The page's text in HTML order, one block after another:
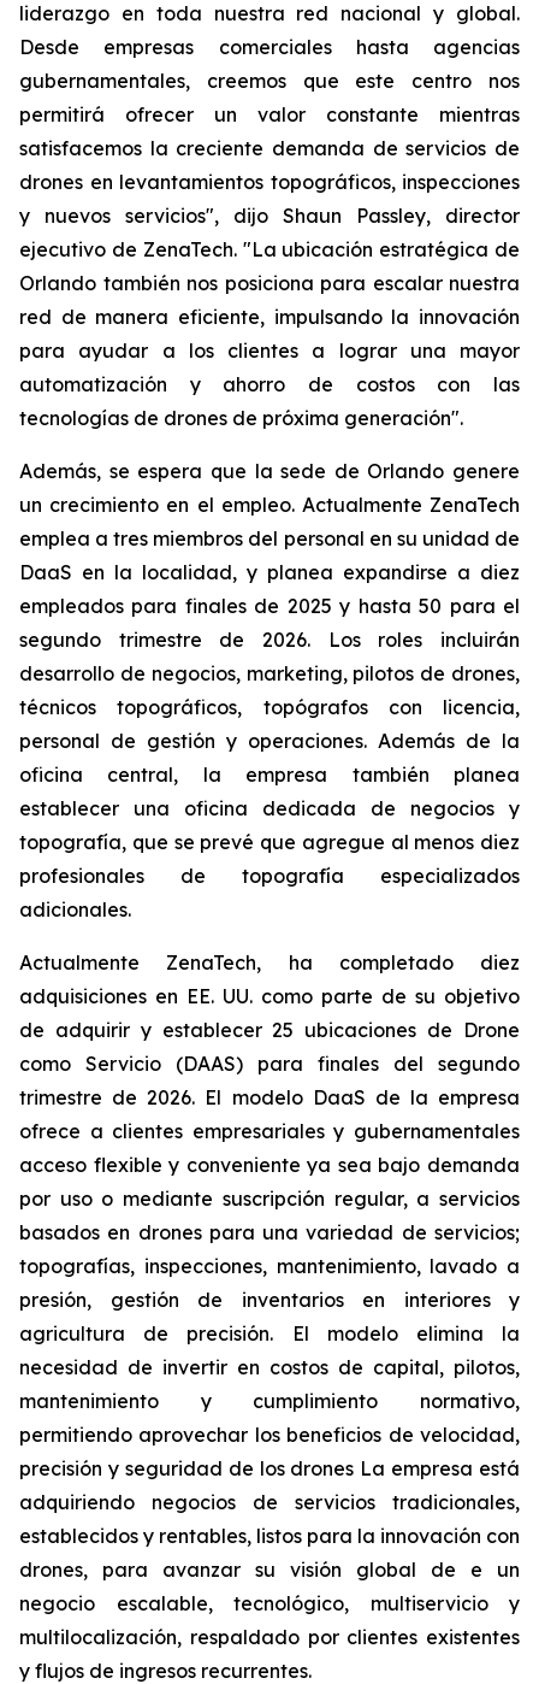
liderazgo en toda nuestra red nacional y global.
Desde empresas comerciales hasta agencias
gubernamentales, creemos que este centro nos
permitirá ofrecer un valor constante mientras
satisfacemos la creciente demanda de servicios de
drones en levantamientos topográficos, inspecciones
y nuevos servicios", dijo Shaun Passley, director
ejecutivo de ZenaTech. "La ubicación estratégica de
Orlando también nos posiciona para escalar nuestra
red de manera eficiente, impulsando la innovación
para ayudar a los clientes a lograr una mayor
automatización y ahorro de costos con las
tecnologías de drones de próxima generación".
Además, se espera que la sede de Orlando genere
un crecimiento en el empleo. Actualmente ZenaTech
emplea a tres miembros del personal en su unidad de
DaaS en la localidad, y planea expandirse a diez
empleados para finales de 2025 y hasta 50 para el
segundo trimestre de 2026. Los roles incluirán
desarrollo de negocios, marketing, pilotos de drones,
técnicos topográficos, topógrafos con licencia,
personal de gestión y operaciones. Además de la
oficina central, la empresa también planea
establecer una oficina dedicada de negocios y
topografía, que se prevé que agregue al menos diez
profesionales de topografía especializados
adicionales.
Actualmente ZenaTech, ha completado diez
adquisiciones en EE. UU. como parte de su objetivo
de adquirir y establecer 25 ubicaciones de Drone
como Servicio (DAAS) para finales del segundo
trimestre de 2026. El modelo DaaS de la empresa
ofrece a clientes empresariales y gubernamentales
acceso flexible y conveniente ya sea bajo demanda
por uso o mediante suscripción regular, a servicios
basados en drones para una variedad de servicios;
topografías, inspecciones, mantenimiento, lavado a
presión, gestión de inventarios en interiores y
agricultura de precisión. El modelo elimina la
necesidad de invertir en costos de capital, pilotos,
mantenimiento y cumplimiento normativo,
permitiendo aprovechar los beneficios de velocidad,
precisión y seguridad de los drones La empresa está
adquiriendo negocios de servicios tradicionales,
establecidos y rentables, listos para la innovación con
drones, para avanzar su visión global de e un
negocio escalable, tecnológico, multiservicio y
multilocalización, respaldado por clientes existentes
y flujos de ingresos recurrentes.